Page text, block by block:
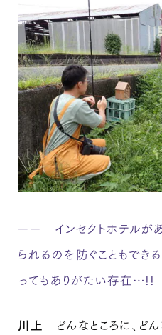
ーー インセクトホテルが
られるのを防ぐこともでき
ってもありがたい存在…!!
川上
どんなところに、ど